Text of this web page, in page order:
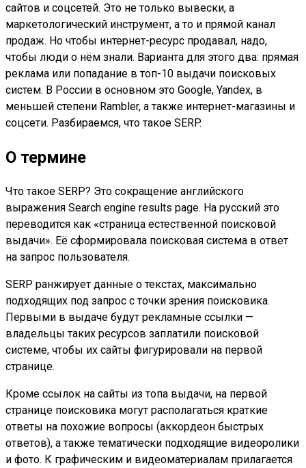
сайтов и соцсетей. Это не только вывески, а
маркетологический инструмент, а то и прямой канал
продаж. Но чтобы интернет-ресурс продавал, надо,
чтобы люди о нём знали. Варианта для этого два: прямая
реклама или попадание в топ-10 выдачи поисковых
систем. В России в основном это Google, Yandex, в
меньшей степени Rambler, а также интернет-магазины и
соцсети. Разбираемся, что такое SERP.
О термине
Что такое SERP? Это сокращение английского
выражения Search engine results page. На русский это
переводится как «страница естественной поисковой
выдачи». Её сформировала поисковая система в ответ
на запрос пользователя.
SERP ранжирует данные о текстах, максимально
подходящих под запрос с точки зрения поисковика.
Первыми в выдаче будут рекламные ссылки —
владельцы таких ресурсов заплатили поисковой
системе, чтобы их сайты фигурировали на первой
странице.
Кроме ссылок на сайты из топа выдачи, на первой
странице поисковика могут располагаться краткие
ответы на похожие вопросы (аккордеон быстрых
ответов), а также тематически подходящие видеоролики
и фото. К графическим и видеоматериалам прилагается